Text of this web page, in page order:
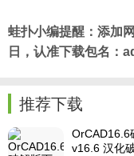
蛙扑小编提醒：添加
日，认准下载包名：
推荐下载
OrCAD16.6
v16.6 汉化